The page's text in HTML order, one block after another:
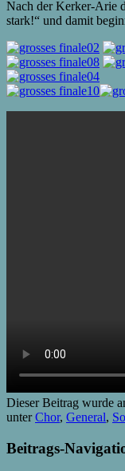
Nach der Kerker-Arie
stark!“ und damit
Dieser Beitrag wurde
unterChor, General,
Beitrags-